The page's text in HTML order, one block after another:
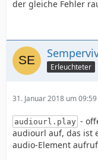
der gleiche Fehler
Erleuchteter
31. Januar 2018 um 09:59
audiourl.play -
audiourl auf, das ist
audio-Element